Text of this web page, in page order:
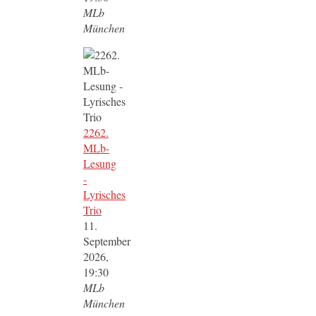
MLb
München
2262.
MLb-
Lesung
-
Lyrisches
Trio
11.
September
2026,
19:30
MLb
München